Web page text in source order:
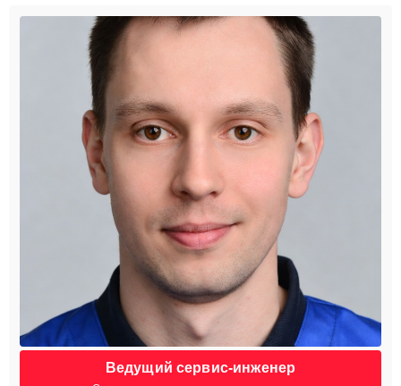
Ведущий сервис-инженер